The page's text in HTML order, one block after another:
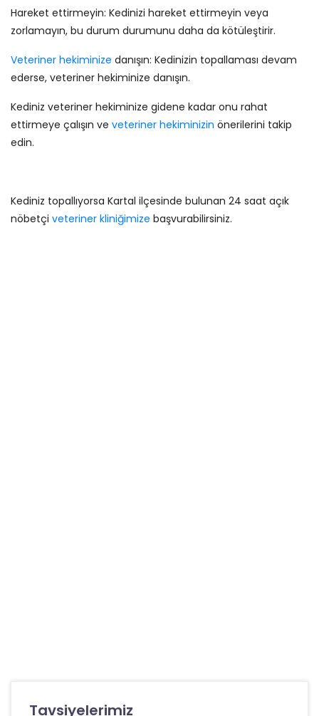
Hareket ettirmeyin: Kedinizi hareket ettirmeyin veya
zorlamayın, bu durum durumunu daha da kötüleştirir.
Veteriner hekiminize danışın: Kedinizin topallaması devam
ederse, veteriner hekiminize danışın.
Kediniz veteriner hekiminize gidene kadar onu rahat
ettirmeye çalışın ve veteriner hekiminizin önerilerini takip
edin.
Kediniz topallıyorsa Kartal ilçesinde bulunan 24 saat açık
nöbetçi veteriner kliniğimize başvurabilirsiniz.
Tavsiyelerimiz